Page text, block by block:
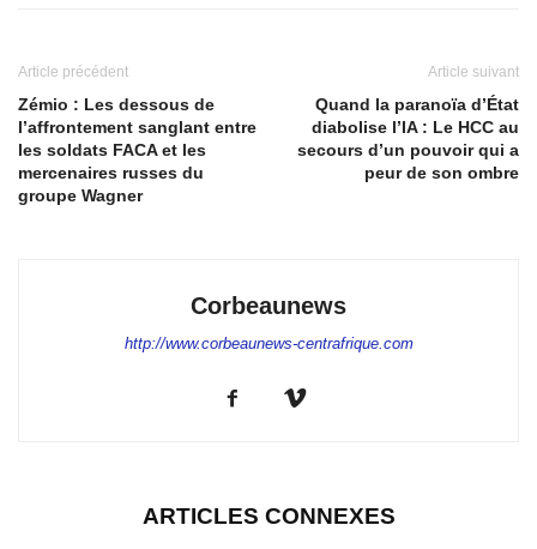
Article précédent
Zémio : Les dessous de
l’affrontement sanglant entre
les soldats FACA et les
mercenaires russes du
groupe Wagner
Article suivant
Quand la paranoïa d’État
diabolise l’IA : Le HCC au
secours d’un pouvoir qui a
peur de son ombre
Corbeaunews
http://www.corbeaunews-centrafrique.com
ARTICLES CONNEXES